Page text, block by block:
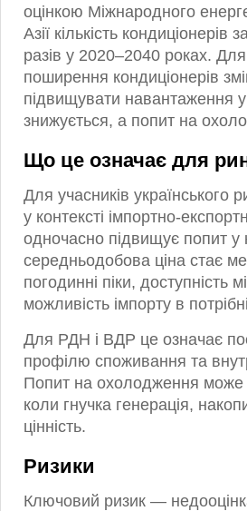
оцінкою Міжнародного
Азії кількість
разів у 2020–2040 роках.
поширення кондиціонерів
підвищувати навантаження
знижується, а попит на
Що це означає для
Для учасників українського
у контексті імпортно-
одночасно підвищує попит у
середньодобова ціна стає
погодинні піки, доступність
можливість імпорту в
Для РДН і ВДР це означає
профілю споживання та
Попит на охолодження може
коли гнучка генерація,
цінність.
Ризики
Ключовий ризик —